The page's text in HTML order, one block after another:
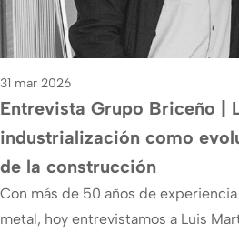
31 mar 2026
Entrevista Grupo Briceño |
industrialización como
de la construcción
Con más de 50 años de
metal, hoy entrevistamos a Luis